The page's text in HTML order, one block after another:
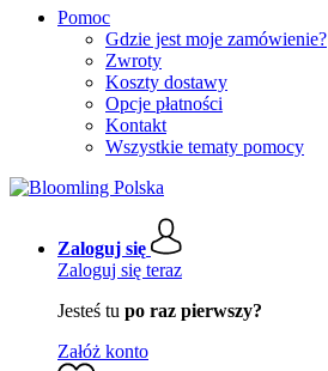
Pomoc
Gdzie jest moje zamówienie?
Zwroty
Koszty dostawy
Opcje płatności
Kontakt
Wszystkie tematy pomocy
Zaloguj się
Zaloguj się teraz
Jesteś tu po raz pierwszy?
Załóż konto